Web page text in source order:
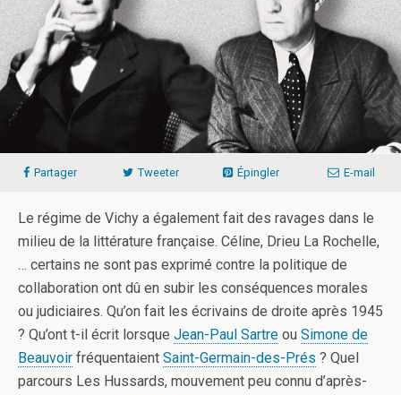
Partager Tweeter Épingler E-mail
Le régime de Vichy a également fait des ravages dans le
milieu de la littérature française. Céline, Drieu La Rochelle,
… certains ne sont pas exprimé contre la politique de
collaboration ont dû en subir les conséquences morales
ou judiciaires. Qu’on fait les écrivains de droite après 1945
? Qu’ont t-il écrit lorsque Jean-Paul Sartre ou Simone de
Beauvoir fréquentaient Saint-Germain-des-Prés ? Quel
parcours Les Hussards, mouvement peu connu d’après-